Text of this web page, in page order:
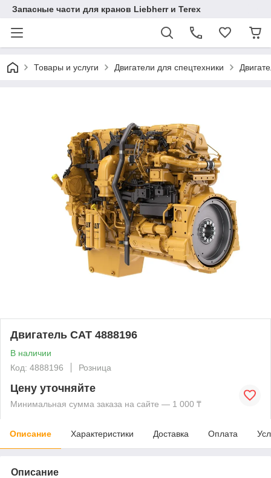
Запасные части для кранов Liebherr и Terex
Товары и услуги Двигатели для спецтехники
Двигатель CAT 4888196
В наличии
Код: 4888196
Розница
Цену уточняйте
Минимальная сумма заказа на сайте — 1 000 ₸
Описание Характеристики Доставка Оплата
Описание